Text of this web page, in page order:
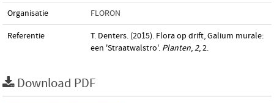
Organisatie FLORON
Referentie
T. Denters. (2015). Flora op drift, Galium murale:
een 'Straatwalstro'. Planten,2, 2.
Download PDF